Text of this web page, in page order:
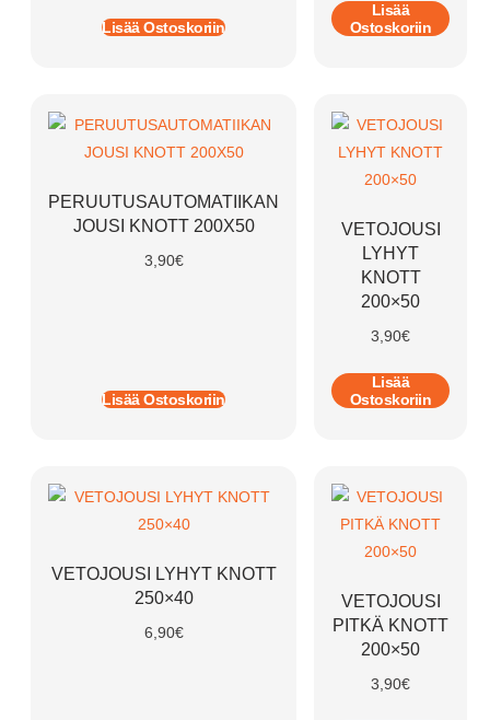
Lisää Ostoskoriin
Lisää
Ostoskoriin
PERUUTUSAUTOMATIIKAN
JOUSI KNOTT 200X50
3,90€
Lisää Ostoskoriin
VETOJOUSI
LYHYT
KNOTT
200×50
3,90€
Lisää
Ostoskoriin
VETOJOUSI LYHYT KNOTT
250×40
6,90€
VETOJOUSI
PITKÄ KNOTT
200×50
3,90€